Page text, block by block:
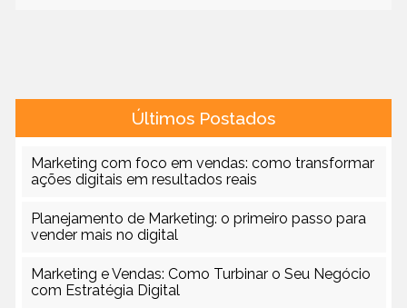
Últimos Postados
Marketing com foco em vendas: como transformar
ações digitais em resultados reais
Planejamento de Marketing: o primeiro passo para
vender mais no digital
Marketing e Vendas: Como Turbinar o Seu Negócio
com Estratégia Digital